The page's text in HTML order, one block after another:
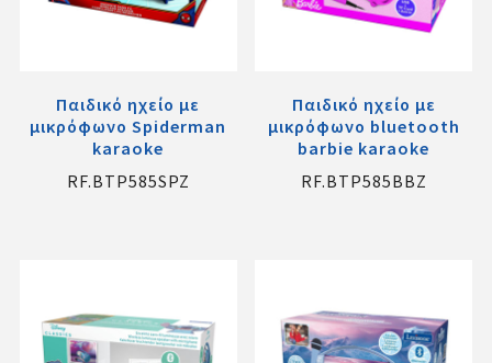
Παιδικό ηχείο με
μικρόφωνο Spiderman
karaoke
RF.BTP585SPZ
Παιδικό ηχείο με
μικρόφωνο bluetooth
barbie karaoke
RF.BTP585BBZ